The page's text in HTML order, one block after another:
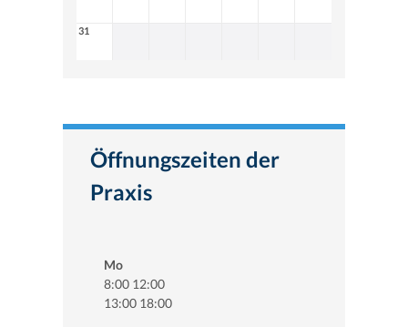
31
Öffnungszeiten der
Praxis
Mo
8:00 12:00
13:00 18:00